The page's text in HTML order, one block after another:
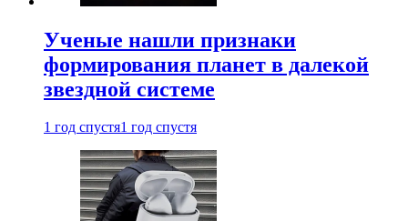
Ученые нашли признаки
формирования планет в далекой
звездной системе
1 год спустя1 год спустя